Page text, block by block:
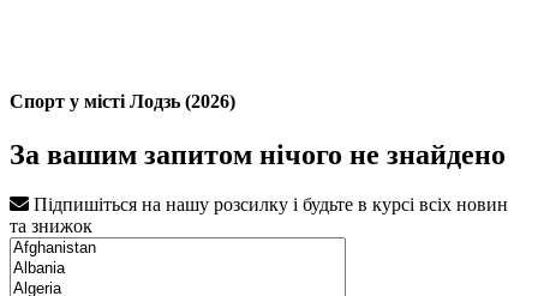
Спорт у місті Лодзь (2026)
За вашим запитом нічого не знайдено
Підпишіться на нашу розсилку і будьте в курсі всіх новин
та знижок